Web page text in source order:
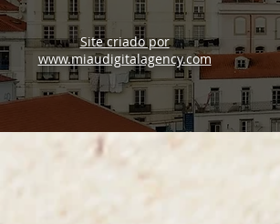
Site criado por
www.miaudigitalagency.com